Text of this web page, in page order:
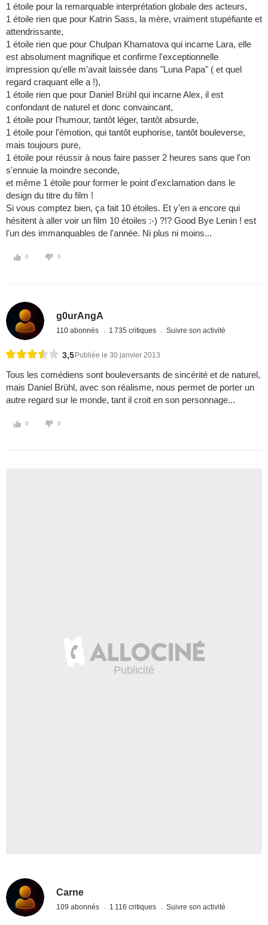
1 étoile pour la remarquable interprétation globale des acteurs,
1 étoile rien que pour Katrin Sass, la mère, vraiment stupéfiante et
attendrissante,
1 étoile rien que pour Chulpan Khamatova qui incarne Lara, elle
est absolument magnifique et confirme l'exceptionnelle
impression qu'elle m'avait laissée dans "Luna Papa" ( et quel
regard craquant elle a !),
1 étoile rien que pour Daniel Brühl qui incarne Alex, il est
confondant de naturel et donc convaincant,
1 étoile pour l'humour, tantôt léger, tantôt absurde,
1 étoile pour l'émotion, qui tantôt euphorise, tantôt bouleverse,
mais toujours pure,
1 étoile pour réussir à nous faire passer 2 heures sans que l'on
s'ennuie la moindre seconde,
et même 1 étoile pour former le point d'exclamation dans le
design du titre du film !
Si vous comptez bien, ça fait 10 étoiles. Et y'en a encore qui
hésitent à aller voir un film 10 étoiles :-) ?!? Good Bye Lenin ! est
l'un des immanquables de l'année. Ni plus ni moins...
0 0
g0urAngA
110 abonnés 1 735 critiques Suivre son activité
3,5 Publiée le 30 janvier 2013
Tous les comédiens sont bouleversants de sincérité et de naturel,
mais Daniel Brühl, avec son réalisme, nous permet de porter un
autre regard sur le monde, tant il croit en son personnage...
0 0
Carne
109 abonnés 1 116 critiques Suivre son activité